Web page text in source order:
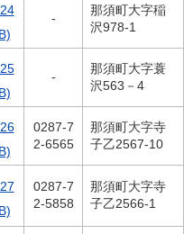
-
那須町大字稲
沢978-1
-
那須町大字蓑
沢563－4
0287-7
2-6565
那須町大字寺
子乙2567-10
0287-7
2-5858
那須町大字寺
子乙2566-1